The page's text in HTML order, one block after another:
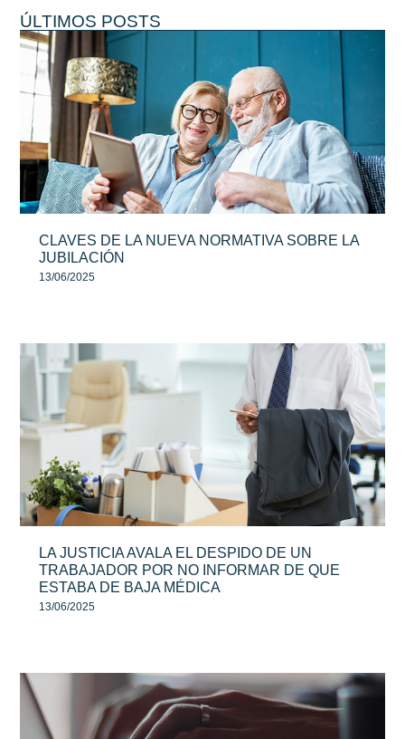
ÚLTIMOS POSTS
CLAVES DE LA NUEVA NORMATIVA SOBRE LA
JUBILACIÓN
13/06/2025
LA JUSTICIA AVALA EL DESPIDO DE UN
TRABAJADOR POR NO INFORMAR DE QUE
ESTABA DE BAJA MÉDICA
13/06/2025